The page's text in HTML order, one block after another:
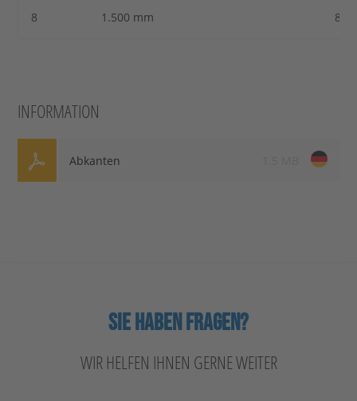
8 1.500 mm
INFORMATION
Abkanten
SIE HABEN FRAGEN?
WIR HELFEN IHNEN GERNE WEITER